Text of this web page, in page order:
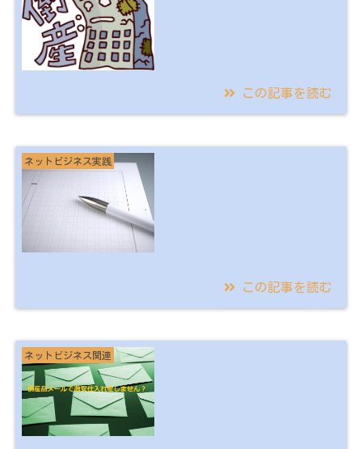
る？】
【ペンギンの店にも勝
てる！】転売用品をお
どろくほど安く仕入れ
る方法！
この記事を読む
ネットビジネス実践
【簡単に出版可能】
Kindleで電子書籍出版
→収益化！出版内容の
改編も受けない！
この記事を読む
ネットビジネス関連